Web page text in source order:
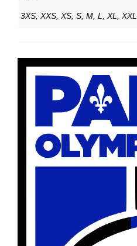
3XS, XXS, XS, S, M, L, XL, XXL